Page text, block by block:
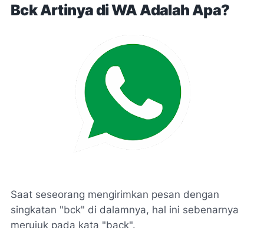
Bck Artinya di WA Adalah Apa?
Saat seseorang mengirimkan pesan dengan
singkatan "bck" di dalamnya, hal ini sebenarnya
merujuk pada kata "back".